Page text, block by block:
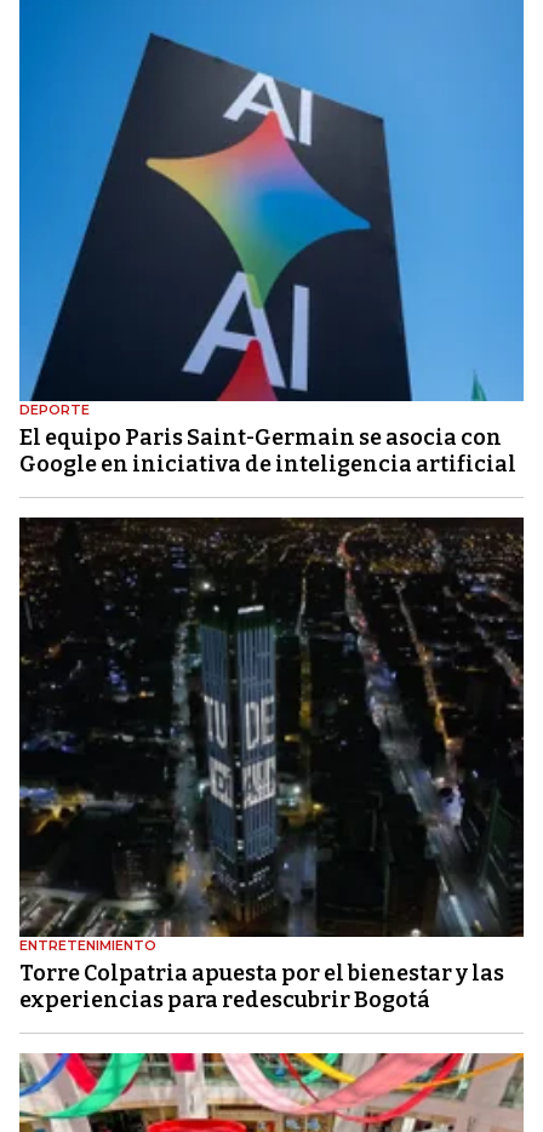
DEPORTE
El equipo Paris Saint-Germain se asocia con
Google en iniciativa de inteligencia artificial
ENTRETENIMIENTO
Torre Colpatria apuesta por el bienestar y las
experiencias para redescubrir Bogotá